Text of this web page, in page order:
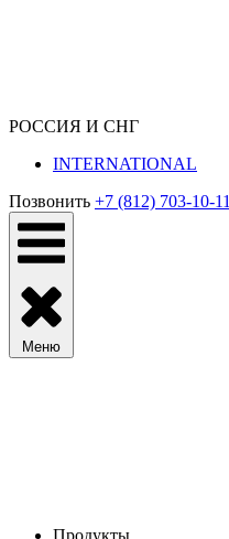
РОССИЯ И СНГ
INTERNATIONAL
Позвонить +7 (812) 703-10-11
Меню
Продукты